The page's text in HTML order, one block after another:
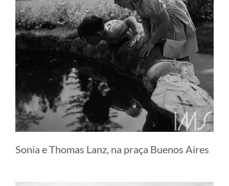
Sonia e Thomas Lanz, na praça Buenos Aires